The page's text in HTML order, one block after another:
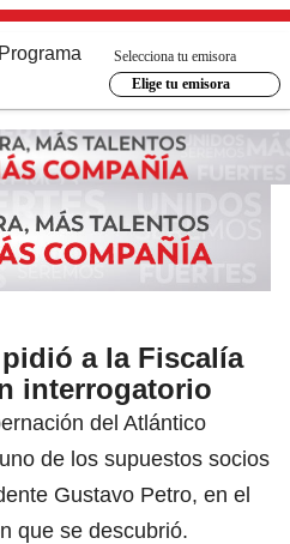
Programa
Selecciona tu emisora
Elige tu emisora
a la Fiscalía
interrogatorio
del Atlántico
de los supuestos socios
Gustavo Petro, en el
que se descubrió.